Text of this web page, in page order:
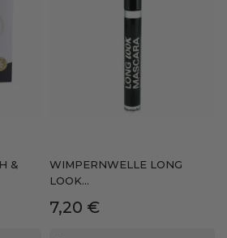
&
WIMPERNWELLE LONG
LOOK...
Precio
7,20 €